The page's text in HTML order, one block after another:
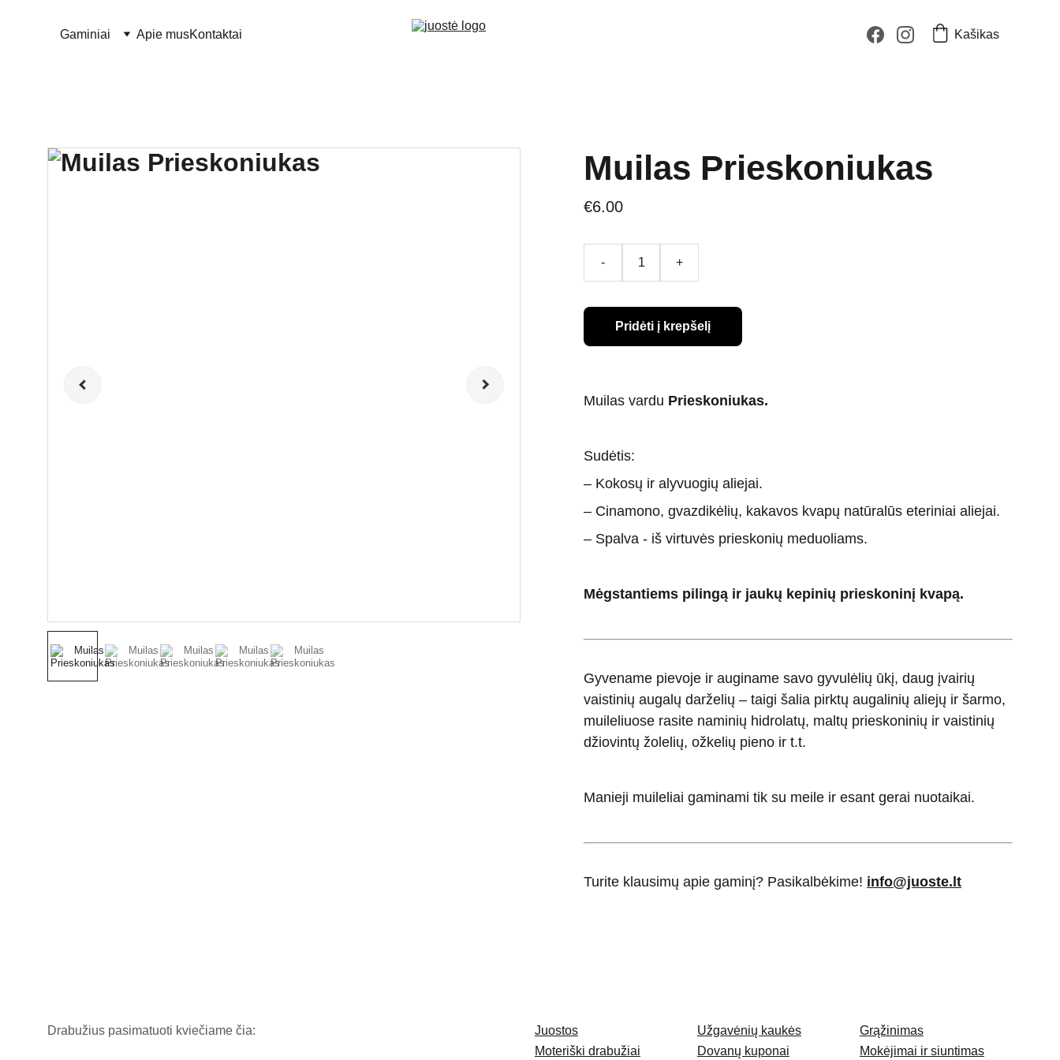
Gaminiai Apie musKontaktai Kašikas
Muilas Prieskoniukas
€6.00
- +
Pridėti į krepšelį
Muilas vardu Prieskoniukas.
Sudėtis:
– Kokosų ir alyvuogių aliejai.
– Cinamono, gvazdikėlių, kakavos kvapų natūralūs eteriniai aliejai.
– Spalva - iš virtuvės prieskonių meduoliams.
Mėgstantiems pilingą ir jaukų kepinių prieskoninį kvapą.
Gyvename pievoje ir auginame savo gyvulėlių ūkį, daug įvairių
vaistinių augalų darželių – taigi šalia pirktų augalinių aliejų ir šarmo,
muileliuose rasite naminių hidrolatų, maltų prieskoninių ir vaistinių
džiovintų žolelių, ožkelių pieno ir t.t.
Manieji muileliai gaminami tik su meile ir esant gerai nuotaikai.
Turite klausimų apie gaminį? Pasikalbėkime! info@juoste.lt
Mokėjimai ir siuntimas
Grąžinimas
Drabužius pasimatuoti kviečiame čia:
Moteriški drabužiai
Dovanų kuponai
Juostos Užgavėnių kaukės